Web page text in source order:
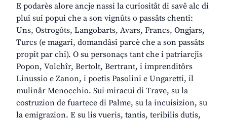
E podarès alore ancje nassi la curiositât di savê alc di
plui sui popui che a son vignûts o passâts chenti:
Uns, Ostrogôts, Langobarts, Avars, Francs, Ongjars,
Turcs (e magari, domandâsi parcè che a son passâts
propit par chi). O su personaçs tant che i patriarcjis
Popon, Volchîr, Bertolt, Bertrant, i imprenditôrs
Linussio e Zanon, i poetis Pasolini e Ungaretti, il
mulinâr Menocchio. Sui miracui di Trave, su la
costruzion de fuartece di Palme, su la incuisizion, su
la emigrazion. E su lis vueris, tantis, teribilis dutis,